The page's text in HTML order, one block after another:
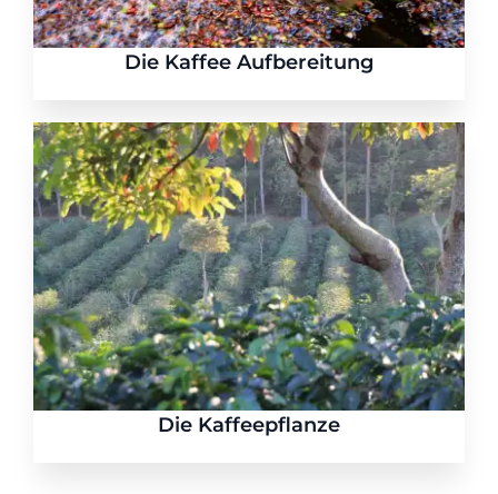
Die Kaffee Aufbereitung
Die Kaffeepflanze